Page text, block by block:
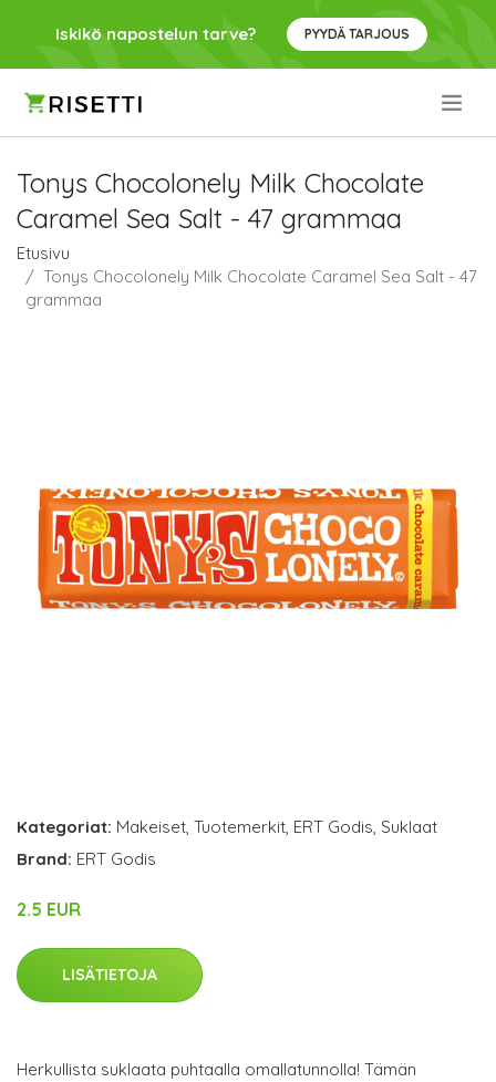
Iskikö napostelun tarve? PYYDÄ TARJOUS
Tonys Chocolonely Milk Chocolate
Caramel Sea Salt - 47 grammaa
Etusivu
Tonys Chocolonely Milk Chocolate Caramel Sea Salt - 47
grammaa
Kategoriat: Makeiset, Tuotemerkit, ERT Godis, Suklaat
Brand: ERT Godis
2.5 EUR
LISÄTIETOJA
Herkullista suklaata puhtaalla omallatunnolla! Tämän